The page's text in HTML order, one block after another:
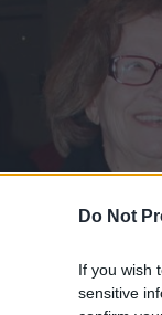
Do Not
If you wish
sensitive